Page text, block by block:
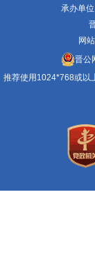
承办单
网
晋公
推荐使用1024*768或以